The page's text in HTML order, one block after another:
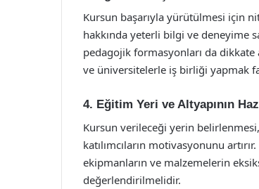
Kursun başarıyla yürütülmesi için
hakkında yeterli bilgi ve deneyime
pedagojik formasyonları da dikkate
ve üniversitelerle iş birliği yapmak
4. Eğitim Yeri ve Altyapının
Kursun verileceği yerin
katılımcıların motivasyonunu
ekipmanların ve malzemelerin
değerlendirilmelidir.